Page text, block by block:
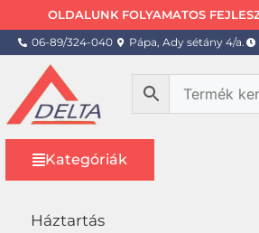
OLDALUNK FOLYAMATOS
06-89/324-040 Pápa, Ady sétány 4/a.
Kategóriák
Háztartás